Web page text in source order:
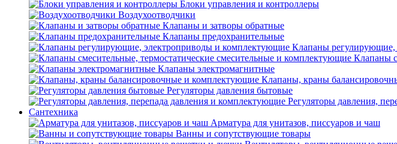
Блоки управления и контроллеры
Воздухоотводчики
Клапаны и затворы обратные
Клапаны предохранительные
Клапаны
Клапаны
Клапаны электромагнитные
Клапаны, краны
Регуляторы давления бытовые
Регуляторы давления,
Сантехника
Арматура для унитазов, писсуаров и чаш
Ванны и сопутствующие товары